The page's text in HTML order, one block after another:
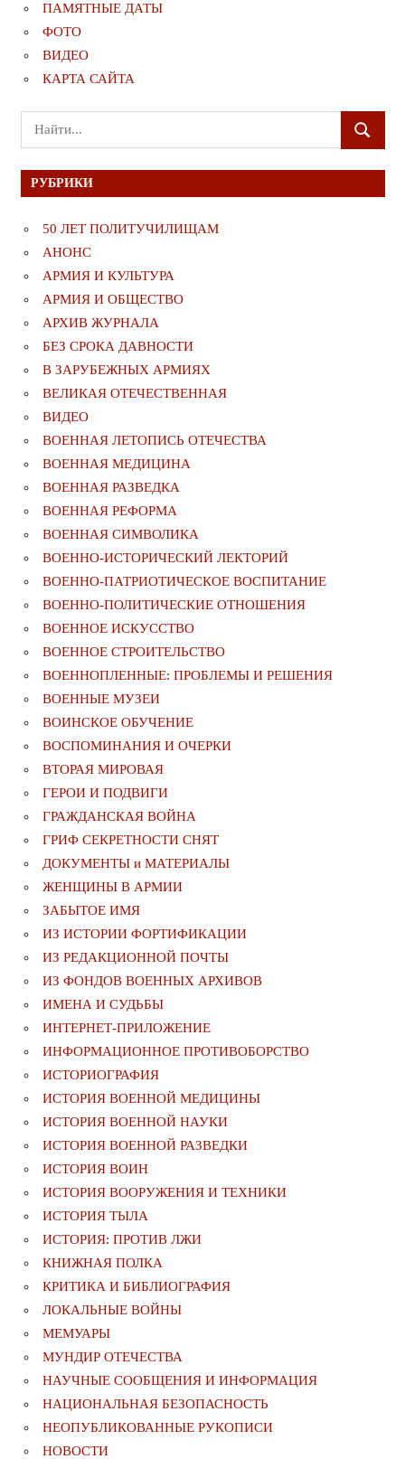
ПАМЯТНЫЕ ДАТЫ
ФОТО
ВИДЕО
КАРТА САЙТА
Поиск
для:
ПОИСК
РУБРИКИ
50 ЛЕТ ПОЛИТУЧИЛИЩАМ
АНОНС
АРМИЯ И КУЛЬТУРА
АРМИЯ И ОБЩЕСТВО
АРХИВ ЖУРНАЛА
БЕЗ СРОКА ДАВНОСТИ
В ЗАРУБЕЖНЫХ АРМИЯХ
ВЕЛИКАЯ ОТЕЧЕСТВЕННАЯ
ВИДЕО
ВОЕННАЯ ЛЕТОПИСЬ ОТЕЧЕСТВА
ВОЕННАЯ МЕДИЦИНА
ВОЕННАЯ РАЗВЕДКА
ВОЕННАЯ РЕФОРМА
ВОЕННАЯ СИМВОЛИКА
ВОЕННО-ИСТОРИЧЕСКИЙ ЛЕКТОРИЙ
ВОЕННО-ПАТРИОТИЧЕСКОЕ ВОСПИТАНИЕ
ВОЕННО-ПОЛИТИЧЕСКИE ОТНОШЕНИЯ
ВОЕННОЕ ИСКУССТВО
ВОЕННОЕ СТРОИТЕЛЬСТВО
ВОЕННОПЛЕННЫЕ: ПРОБЛЕМЫ И РЕШЕНИЯ
ВОЕННЫЕ МУЗЕИ
ВОИНСКОЕ ОБУЧЕНИЕ
ВОСПОМИНАНИЯ И ОЧЕРКИ
ВТОРАЯ МИРОВАЯ
ГЕРОИ И ПОДВИГИ
ГРАЖДАНСКАЯ ВОЙНА
ГРИФ СЕКРЕТНОСТИ СНЯТ
ДОКУМЕНТЫ и МАТЕРИАЛЫ
ЖЕНЩИНЫ В АРМИИ
ЗАБЫТОЕ ИМЯ
ИЗ ИСТОРИИ ФОРТИФИКАЦИИ
ИЗ РЕДАКЦИОННОЙ ПОЧТЫ
ИЗ ФОНДОВ ВОЕННЫХ АРХИВОВ
ИМЕНА И СУДЬБЫ
ИНТЕРНЕТ-ПРИЛОЖЕНИЕ
ИНФОРМАЦИОННОЕ ПРОТИВОБОРСТВО
ИСТОРИОГРАФИЯ
ИСТОРИЯ ВОЕННОЙ МЕДИЦИНЫ
ИСТОРИЯ ВОЕННОЙ НАУКИ
ИСТОРИЯ ВОЕННОЙ РАЗВЕДКИ
ИСТОРИЯ ВОИН
ИСТОРИЯ ВООРУЖЕНИЯ И ТЕХНИКИ
ИСТОРИЯ ТЫЛА
ИСТОРИЯ: ПРОТИВ ЛЖИ
КНИЖНАЯ ПОЛКА
КРИТИКА И БИБЛИОГРАФИЯ
ЛОКАЛЬНЫЕ ВОЙНЫ
МЕМУАРЫ
МУНДИР ОТЕЧЕСТВА
НАУЧНЫЕ СООБЩЕНИЯ И ИНФОРМАЦИЯ
НАЦИОНАЛЬНАЯ БЕЗОПАСНОСТЬ
НЕОПУБЛИКОВАННЫЕ РУКОПИСИ
НОВОСТИ